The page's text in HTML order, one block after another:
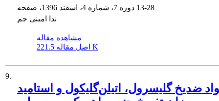
13-28
ندا امینی جم
مشاهده مقاله
اصل مقاله 221.5 K
9.
ضدیخ گلیسرول، اتیلن‌گلیکول و استامید